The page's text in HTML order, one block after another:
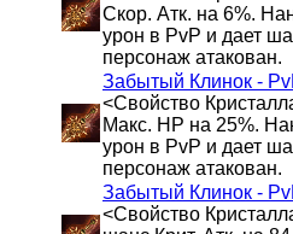
Скор. Атк. на 6%.
урон в PvP и дает
персонаж атакован.
Забытый Клинок -
<Свойство
Макс. HP на 25%.
урон в PvP и дает
персонаж атакован.
Забытый Клинок -
<Свойство